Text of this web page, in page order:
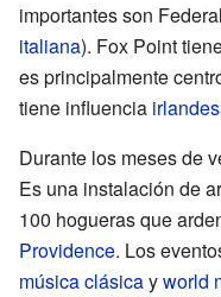
importantes son
italiana). Fox Point
es principalmente
tiene influencia
Durante los meses de
Es una instalación de
100 hogueras que
Providence. Los
música clásicayworld